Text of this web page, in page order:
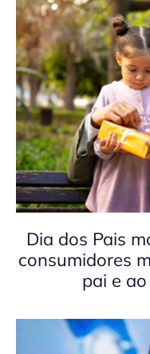
Dia dos Pais
consumidores
pai e